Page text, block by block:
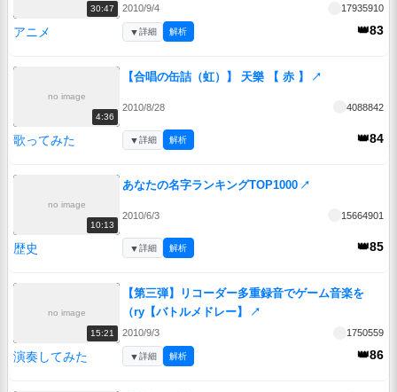
30:47 2010/9/4 17935910
アニメ 👑83
▼詳細 解析
no image
4:36
【合唱の缶詰（虹）】 天樂 【 赤 】 ↗
2010/8/28 4088842
歌ってみた 👑84
▼詳細 解析
no image
10:13
あなたの名字ランキングTOP1000 ↗
2010/6/3 15664901
歴史 👑85
▼詳細 解析
no image
15:21
【第三弾】リコーダー多重録音でゲーム音楽を
（ry【バトルメドレー】
↗
2010/9/3 1750559
演奏してみた 👑86
▼詳細 解析